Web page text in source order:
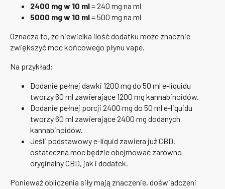
2400 mg w 10 ml= 240 mg na ml
5000 mg w 10 ml= 500 mg na ml
Oznacza to, że niewielka ilość dodatku może znacznie
zwiększyć moc końcowego płynu vape.
Na przykład:
Dodanie pełnej dawki 1200 mg do 50 ml e-liquidu
tworzy 60 ml zawierające 1200 mg kannabinoidów.
Dodanie pełnej porcji 2400 mg do 50 ml e-liquidu
tworzy 60 ml zawierające 2400 mg dodanych
kannabinoidów.
Jeśli podstawowy e-liquid zawiera już CBD,
ostateczna moc będzie obejmować zarówno
oryginalny CBD, jak i dodatek.
Ponieważ obliczenia siły mają znaczenie, doświadczeni